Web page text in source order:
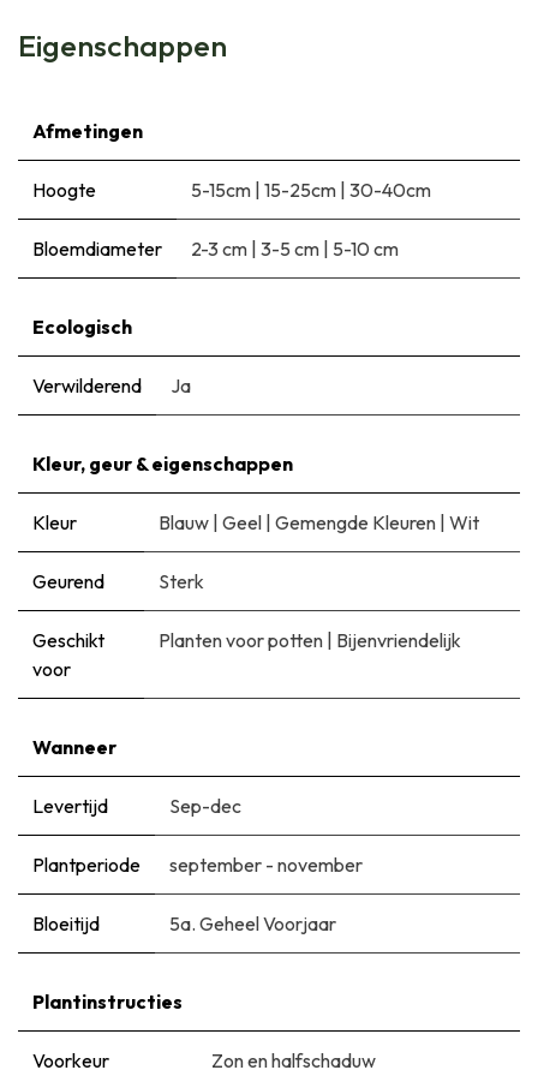
Eigenschappen
Afmetingen
Hoogte 5-15cm | 15-25cm | 30-40cm
Bloemdiameter 2-3 cm | 3-5 cm | 5-10 cm
Ecologisch
Verwilderend Ja
Kleur, geur & eigenschappen
Kleur Blauw | Geel | Gemengde Kleuren | Wit
Geurend Sterk
Geschikt
voor
Planten voor potten | Bijenvriendelijk
Wanneer
Levertijd Sep-dec
Plantperiode september - november
Bloeitijd 5a. Geheel Voorjaar
Plantinstructies
Voorkeur Zon en halfschaduw